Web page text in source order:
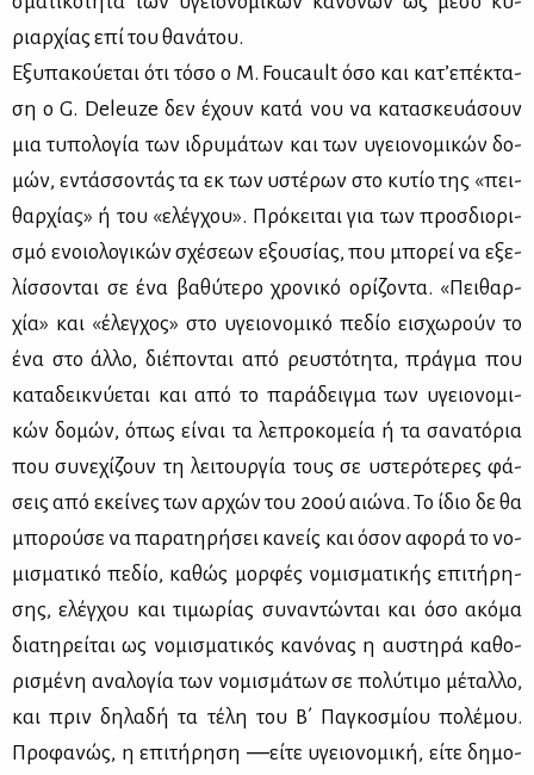
ριαρ­χί­ας επί του θα­νά­του.
Εξυ­πα­κού­ε­ται ότι τό­σο ο M. Foucault όσο και κα­τ’ε­πέ­κτα­
ση ο G. Deleuze δεν έχουν κα­τά νου να κα­τα­σκευά­σουν
μια τυ­πο­λο­γία των ιδρυ­μά­των και των υγειο­νο­μι­κών δο­
μών, εντάσ­σο­ντάς τα εκ των υστέ­ρων στο κυ­τίο της «πει­
θαρ­χί­ας» ή του «ελέγ­χου». Πρό­κει­ται για των προσ­διο­ρι­
σμό ενοιο­λο­γι­κών σχέ­σε­ων εξου­σί­ας, που μπο­ρεί να εξε­
λίσ­σο­νται σε ένα βα­θύ­τε­ρο χρο­νι­κό ορί­ζο­ντα. «Πει­θαρ­
χία» και «έλεγ­χος» στο υγειο­νο­μι­κό πε­δίο ει­σχω­ρούν το
ένα στο άλ­λο, διέ­πο­νται από ρευ­στό­τη­τα, πράγ­μα που
κα­τα­δει­κνύ­ε­ται και από το πα­ρά­δειγ­μα των υγειο­νο­μι­
κών δο­μών, όπως εί­ναι τα λε­προ­κο­μεία ή τα σα­να­τό­ρια
που συ­νε­χί­ζουν τη λει­τουρ­γία τους σε υστε­ρό­τε­ρες φά­
σεις από εκεί­νες των αρ­χών του 20ού αιώ­να. Το ίδιο δε θα
μπο­ρού­σε να πα­ρα­τη­ρή­σει κα­νείς και όσον αφο­ρά το νο­
μι­σμα­τι­κό πε­δίο, κα­θώς μορ­φές νο­μι­σμα­τι­κής επι­τή­ρη­
σης, ελέγ­χου και τι­μω­ρί­ας συ­να­ντώ­νται και όσο ακό­μα
δια­τη­ρεί­ται ως νο­μι­σμα­τι­κός κα­νό­νας η αυ­στη­ρά κα­θο­
ρι­σμέ­νη ανα­λο­γία των νο­μι­σμά­των σε πο­λύ­τι­μο μέ­ταλ­λο,
και πριν δη­λα­δή τα τέ­λη του Β΄ Πα­γκο­σμί­ου πο­λέ­μου.
Προ­φα­νώς, η επι­τή­ρη­ση ―εί­τε υγειο­νο­μι­κή, εί­τε δη­μο­